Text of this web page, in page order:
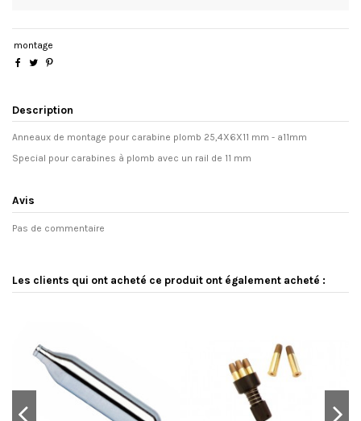
montage
Description
Anneaux de montage pour carabine plomb 25,4X6X11 mm - a11mm
Special pour carabines à plomb avec un rail de 11 mm
Avis
Pas de commentaire
Les clients qui ont acheté ce produit ont également acheté :